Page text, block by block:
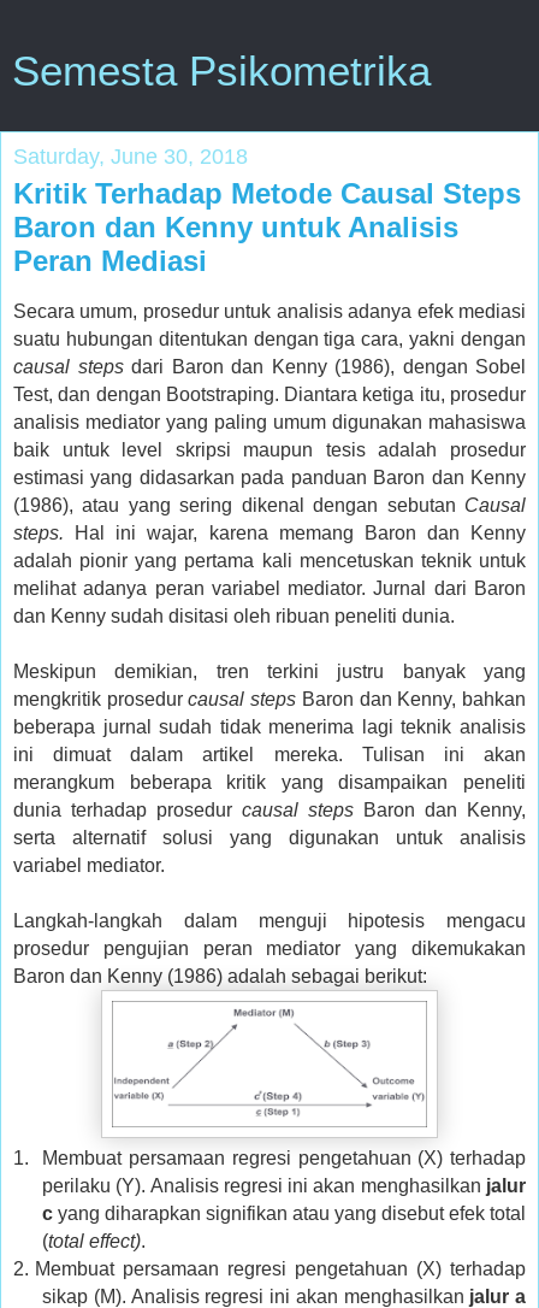
Semesta Psikometrika
Saturday, June 30, 2018
Kritik Terhadap Metode Causal Steps
Baron dan Kenny untuk Analisis
Peran Mediasi
Secara umum, prosedur untuk analisis adanya efek mediasi
suatu hubungan ditentukan dengan tiga cara, yakni dengan
causal stepsdari Baron dan Kenny (1986), dengan Sobel
Test, dan dengan Bootstraping. Diantara ketiga itu, prosedur
analisis mediator yang paling umum digunakan mahasiswa
baik untuk level skripsi maupun tesis adalah prosedur
estimasi yang didasarkan pada panduan Baron dan Kenny
(1986), atau yang sering dikenal dengan sebutan Causal
steps. Hal ini wajar, karena memang Baron dan Kenny
adalah pionir yang pertama kali mencetuskan teknik untuk
melihat adanya peran variabel mediator. Jurnal dari Baron
dan Kenny sudah disitasi oleh ribuan peneliti dunia.
Meskipun demikian, tren terkini justru banyak yang
mengkritik prosedurcausal steps Baron dan Kenny, bahkan
beberapa jurnal sudah tidak menerima lagi teknik analisis
ini dimuat dalam artikel mereka. Tulisan ini akan
merangkum beberapa kritik yang disampaikan peneliti
dunia terhadap prosedur causal steps Baron dan Kenny,
serta alternatif solusi yang digunakan untuk analisis
variabel mediator.
Langkah-langkah dalam menguji hipotesis mengacu
prosedur pengujian peran mediator yang dikemukakan
Baron dan Kenny (1986) adalah sebagai berikut:
1.
Membuat persamaan regresi pengetahuan (X) terhadap
perilaku (Y). Analisis regresi ini akan menghasilkan jalur
c yang diharapkan signifikan atau yang disebut efek total
(total effect).
2. Membuat persamaan regresi pengetahuan (X) terhadap
sikap (M). Analisis regresi ini akan menghasilkan jalur a